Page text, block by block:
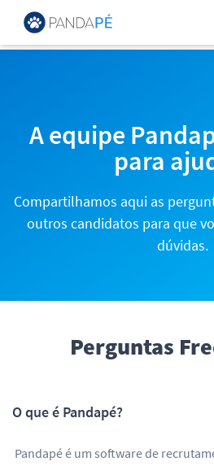
Central de
A equipe
para
Compartilhamos aqui as
outros candidatos para que
dúvidas.
Perguntas
O que é Pandapé?
Pandapé é um software de